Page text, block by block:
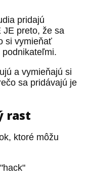
pridajú
JE preto, že sa
si vymieňať
a vymieňajú si
sa pridávajú je
rast
ktoré môžu